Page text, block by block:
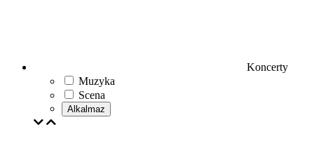
Koncerty
Muzyka
Scena
Alkalmaz